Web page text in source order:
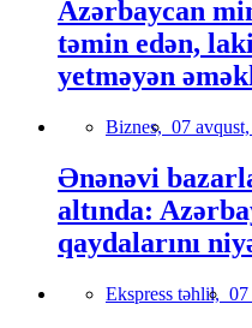
Azərbaycan
təmin edən,
yetməyən
Biznes, 07
Ənənəvi
altında:
qaydalarını
Ekspress təhlil, 07